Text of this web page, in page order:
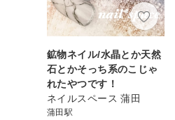
鉱物ネイル/水晶とか天然
石とかそっち系のこじゃ
れたやつです！
ネイルスペース 蒲田
蒲田駅